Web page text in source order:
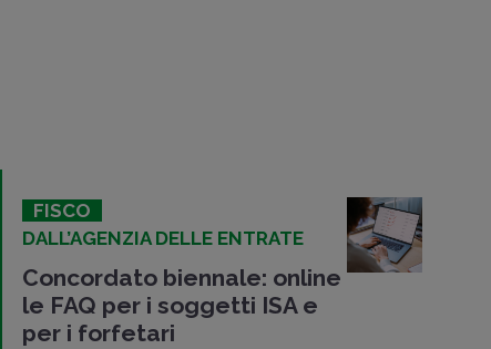
FISCO
DALL’AGENZIA DELLE ENTRATE
Concordato biennale: online
le FAQ per i soggetti ISA e
per i forfetari